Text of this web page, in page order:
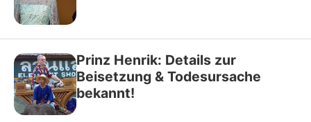
Prinz Henrik: Details zur
Beisetzung & Todesursache
bekannt!